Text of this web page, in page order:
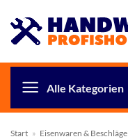
Inhalt
springen
Alle Kategorien
Start » Eisenwaren & Beschläge